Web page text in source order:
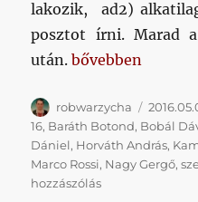
lakozik, ad2)
posztot írni. Marad
után.„Helyünkön
bővebben
Szerző
robwarzycha
16, Baráth Botond, Bobál
Dániel, Horváth András,
Marco Rossi, Nagy Gergő,
hozzászólásHelyünkön